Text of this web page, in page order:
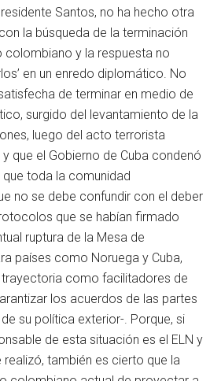
Santos, no ha hecho otra
la búsqueda de la terminación
y la respuesta no
en un enredo diplomático. No
de terminar en medio de
surgido del levantamiento de la
luego del acto terrorista
que el Gobierno de Cuba condenó
toda la comunidad
no se debe confundir con el deber
que se habían firmado
ruptura de la Mesa de
países como Noruega y Cuba,
trayectoria como facilitadores de
los acuerdos de las partes
su política exterior-. Porque, si
de esta situación es el ELN y
también es cierto que la